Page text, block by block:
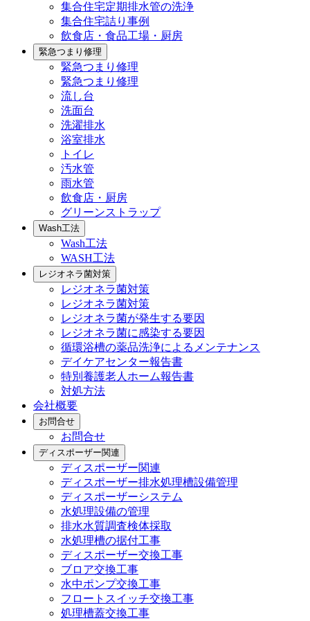
集合住宅定期排水管の洗浄
集合住宅詰り事例
飲食店・食品工場・厨房
緊急つまり修理
緊急つまり修理
緊急つまり修理
流し台
洗面台
洗濯排水
浴室排水
トイレ
汚水管
雨水管
飲食店・厨房
グリーンストラップ
Wash工法
Wash工法
WASH工法
レジオネラ菌対策
レジオネラ菌対策
レジオネラ菌対策
レジオネラ菌が発生する要因
レジオネラ菌に感染する要因
循環浴槽の薬品洗浄によるメンテナンス
デイケアセンター報告書
特別養護老人ホーム報告書
対処方法
会社概要
お問合せ
お問合せ
ディスポーザー関連
ディスポーザー関連
ディスポーザー排水処理槽設備管理
ディスポーザーシステム
水処理設備の管理
排水水質調査検体採取
水処理槽の据付工事
ディスポーザー交換工事
ブロア交換工事
水中ポンプ交換工事
フロートスイッチ交換工事
処理槽蓋交換工事